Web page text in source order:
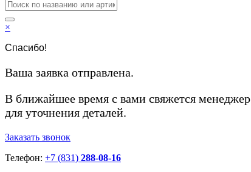
×
Спасибо!
Ваша заявка отправлена.
В ближайшее время с вами свяжется менеджер
для уточнения деталей.
Заказать звонок
Телефон: +7 (831) 288-08-16